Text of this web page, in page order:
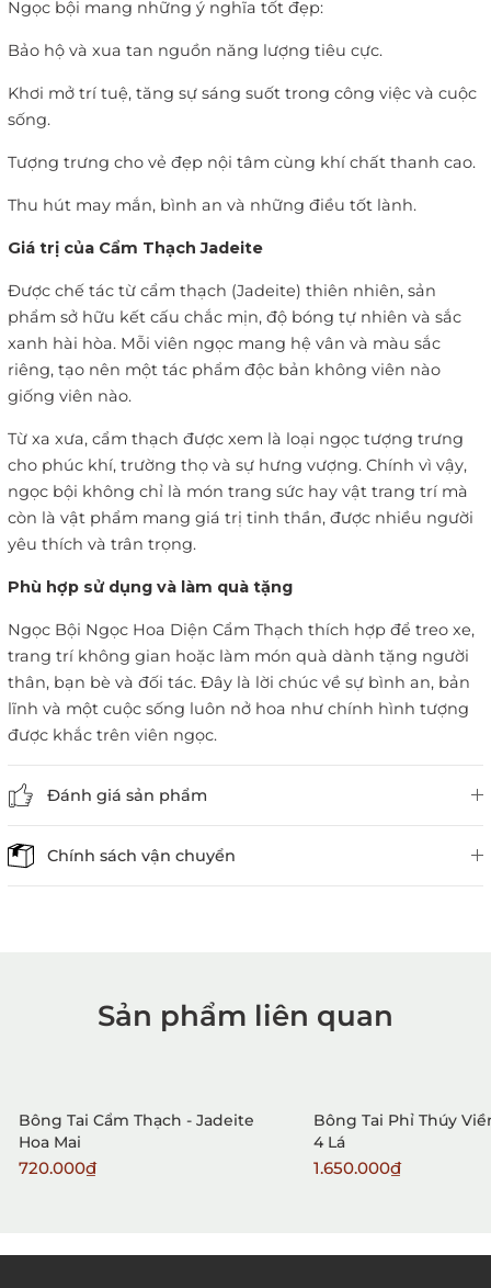
Ngọc bội mang những ý nghĩa tốt đẹp:
Bảo hộ và xua tan nguồn năng lượng tiêu cực.
Khơi mở trí tuệ, tăng sự sáng suốt trong công việc và cuộc
sống.
Tượng trưng cho vẻ đẹp nội tâm cùng khí chất thanh cao.
Thu hút may mắn, bình an và những điều tốt lành.
Giá trị của Cẩm Thạch Jadeite
Được chế tác từ cẩm thạch (Jadeite) thiên nhiên, sản
phẩm sở hữu kết cấu chắc mịn, độ bóng tự nhiên và sắc
xanh hài hòa. Mỗi viên ngọc mang hệ vân và màu sắc
riêng, tạo nên một tác phẩm độc bản không viên nào
giống viên nào.
Từ xa xưa, cẩm thạch được xem là loại ngọc tượng trưng
cho phúc khí, trường thọ và sự hưng vượng. Chính vì vậy,
ngọc bội không chỉ là món trang sức hay vật trang trí mà
còn là vật phẩm mang giá trị tinh thần, được nhiều người
yêu thích và trân trọng.
Phù hợp sử dụng và làm quà tặng
Ngọc Bội Ngọc Hoa Diện Cẩm Thạch thích hợp để treo xe,
trang trí không gian hoặc làm món quà dành tặng người
thân, bạn bè và đối tác. Đây là lời chúc về sự bình an, bản
lĩnh và một cuộc sống luôn nở hoa như chính hình tượng
được khắc trên viên ngọc.
Đánh giá sản phẩm
Chính sách vận chuyển
1. Mua hàng trực tiếp tại VietGemstones
Sản phẩm liên quan
Bông Tai Cẩm Thạch - Jadeite
Hoa Mai
720.000₫
Bông Tai Phỉ Thúy
4 Lá
1.650.000₫